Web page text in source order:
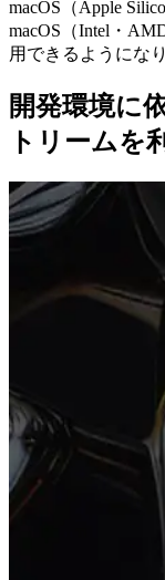
macOS（Apple
macOS（Intel・
用できるようにな
開発環境に
トリームを